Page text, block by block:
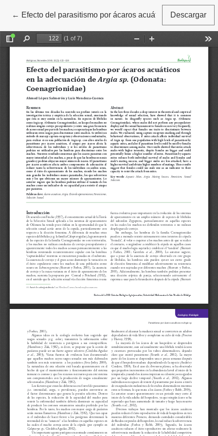
← Volver a los detalles del artículo
Efecto del parasitismo por ácaros acuáticos en la
Descargar